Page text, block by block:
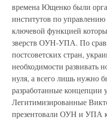
времена Ющенко были
институтов по
ключевой функцией
зверств ОУН-УПА. По
постсоветских стран,
необходимости
нуля, а всего лишь нужно
разработанные концепции
Легитимизированные
презентовали ОУН и УПА